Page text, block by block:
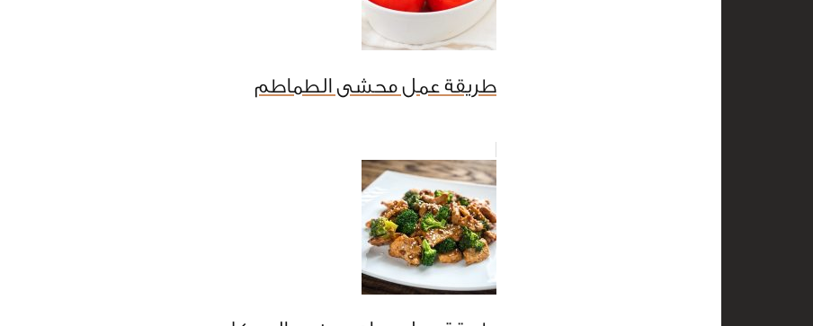
طريقة عمل محشى الطماطم